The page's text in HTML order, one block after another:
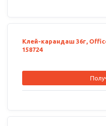
Клей-карандаш 36г,
158724